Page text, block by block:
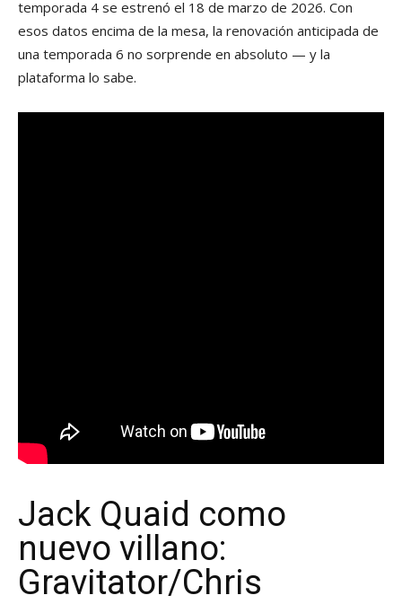
temporada 4 se estrenó el 18 de marzo de 2026. Con
esos datos encima de la mesa, la renovación anticipada de
una temporada 6 no sorprende en absoluto — y la
plataforma lo sabe.
Jack Quaid como
nuevo villano:
Gravitator/Chris